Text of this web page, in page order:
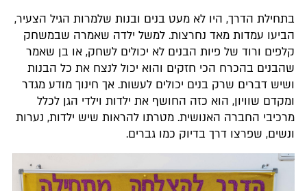
בתחילת הדרך, היו לא מעט בנים ובנות שלמרות הגיל הצעיר,
הביעו עמדות מאד נחרצות. למשל ילדה שאמרה שבמשחק
קלפים ורוד של פיות הבנים לא יכולים לשחק, או בן שאמר
שהבנים בהכרח הכי חזקים והוא יכול לנצח את כל הבנות
ושיש דברים שרק בנים יכולים לעשות. אך חינוך מודע מגדר
ומקדם שוויון, הוא כזה החושף את ילדות וילדי הגן לכלל
מרכיבי החברה האנושית. מטרתו להראות שיש ילדות, נערות
ונשים, שפרצו דרך בדיוק כמו גברים.